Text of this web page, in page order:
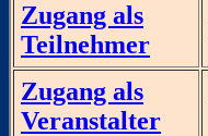
Zugang als
Teilnehmer
Zugang als
Veranstalter